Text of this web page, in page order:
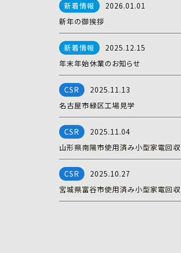
2026.01.01
新年の御挨拶
2025.12.15
年末年始休業のお知らせ
2025.11.13
名古屋市緑区工場見学
2025.11.04
山形県南陽市使用済み小型家電回収
2025.10.27
宮城県富谷市使用済み小型家電回収